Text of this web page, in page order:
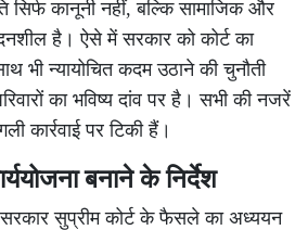
सिर्फ कानूनी नहीं, बल्कि सामाजिक और
है। ऐसे में सरकार को कोर्ट का
भी न्यायोचित कदम उठाने की चुनौती
का भविष्य दांव पर है। सभी की नजरें
कार्रवाई पर टिकी हैं।
बनाने के निर्देश
सुप्रीम कोर्ट के फैसले का अध्ययन